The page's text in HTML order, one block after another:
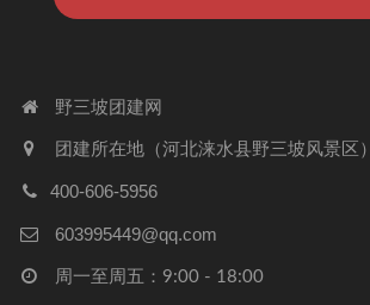
野三坡团建网
团建所在地（河北涞水县野三坡风景区）
400-606-5956
603995449@qq.com
周一至周五：9:00 - 18:00